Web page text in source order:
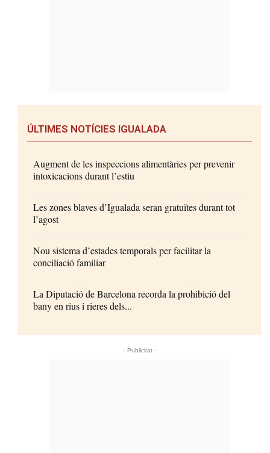
ÚLTIMES NOTÍCIES IGUALADA
Augment de les inspeccions alimentàries per prevenir
intoxicacions durant l’estiu
Les zones blaves d’Igualada seran gratuïtes durant tot
l’agost
Nou sistema d’estades temporals per facilitar la
conciliació familiar
La Diputació de Barcelona recorda la prohibició del
bany en rius i rieres dels...
- Publicitat -